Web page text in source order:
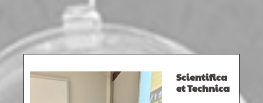
Scientifica
et Technica